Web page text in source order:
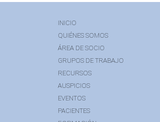
INICIO
QUIÉNES SOMOS
ÁREA DE SOCIO
GRUPOS DE TRABAJO
RECURSOS
AUSPICIOS
EVENTOS
PACIENTES